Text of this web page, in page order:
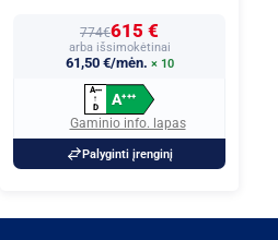
774€615 €
arba išsimokėtinai
61,50 €/mėn. × 10
A+++
↑
D
A+++
Gaminio info. lapas
Palyginti įrenginį